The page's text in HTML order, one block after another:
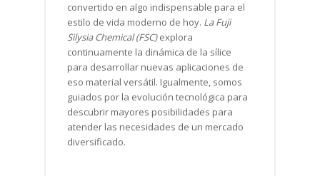
convertido en algo indispensable para el
estilo de vida moderno de hoy. La Fuji
Silysia Chemical (FSC)explora
continuamente la dinámica de la sílice
para desarrollar nuevas aplicaciones de
eso material versátil. Igualmente, somos
guiados por la evolución tecnológica para
descubrir mayores posibilidades para
atender las necesidades de un mercado
diversificado.